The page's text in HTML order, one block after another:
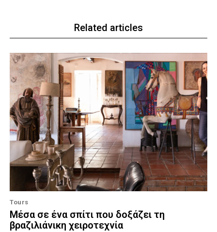
Related articles
Tours
Μέσα σε ένα σπίτι που δοξάζει τη
βραζιλιάνικη χειροτεχνία